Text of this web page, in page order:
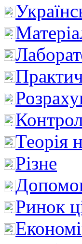
Теорія
Різне
Ринок